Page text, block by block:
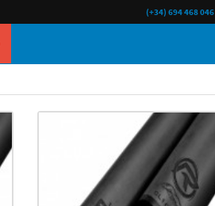
(+34) 694 468 046